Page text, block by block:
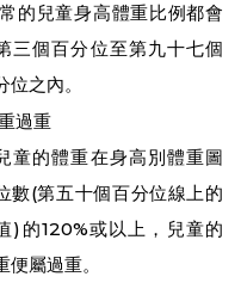
的兒童身高體重比例都會
三個百分位至第九十七個
位之內。
過重
童的體重在身高別體重圖
數(第五十個百分位線上的
)的120%或以上，兒童的
便屬過重。